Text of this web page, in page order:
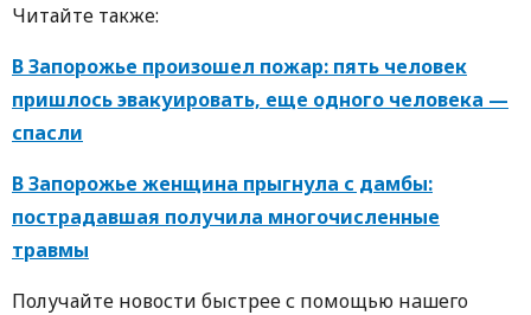
Читайте также:
В Запорожье произошел пожар: пять человек
пришлось эвакуировать, еще одного человека —
спасли
В Запорожье женщина прыгнула с дамбы:
пострадавшая получила многочисленные
травмы
Получайте новости быстрее с пoмoщью нaшегo